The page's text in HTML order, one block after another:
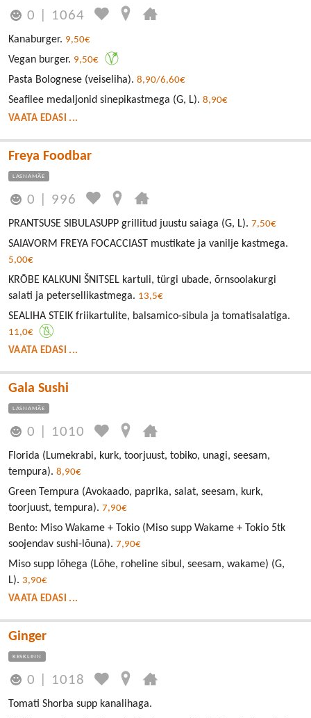
0 1064
Kanaburger. 9,50€
Vegan burger. 9,50€
Pasta Bolognese (veiseliha). 8,90/6,60€
Seafilee medaljonid sinepikastmega (G, L). 8,90€
VAATA EDASI ...
Freya Foodbar
LASNAMÄE
0 996
PRANTSUSE SIBULASUPP grillitud juustu saiaga (G, L). 7,50€
SAIAVORM FREYA FOCACCIAST mustikate ja vanilje kastmega.
5,00€
KRÕBE KALKUNI ŠNITSEL kartuli, türgi ubade, õrnsoolakurgi
salati ja petersellikastmega. 13,5€
SEALIHA STEIK friikartulite, balsamico-sibula ja tomatisalatiga.
11,0€
VAATA EDASI ...
Gala Sushi
LASNAMÄE
0 1010
Florida (Lumekrabi, kurk, toorjuust, tobiko, unagi, seesam,
tempura). 8,90€
Green Tempura (Avokaado, paprika, salat, seesam, kurk,
toorjuust, tempura). 7,90€
Bento: Miso Wakame + Tokio (Miso supp Wakame + Tokio 5tk
soojendav sushi-lõuna). 7,90€
Miso supp lõhega (Lõhe, roheline sibul, seesam, wakame) (G,
L). 3,90€
VAATA EDASI ...
Ginger
KESKLINN
0 1018
Tomati Shorba supp kanalihaga.